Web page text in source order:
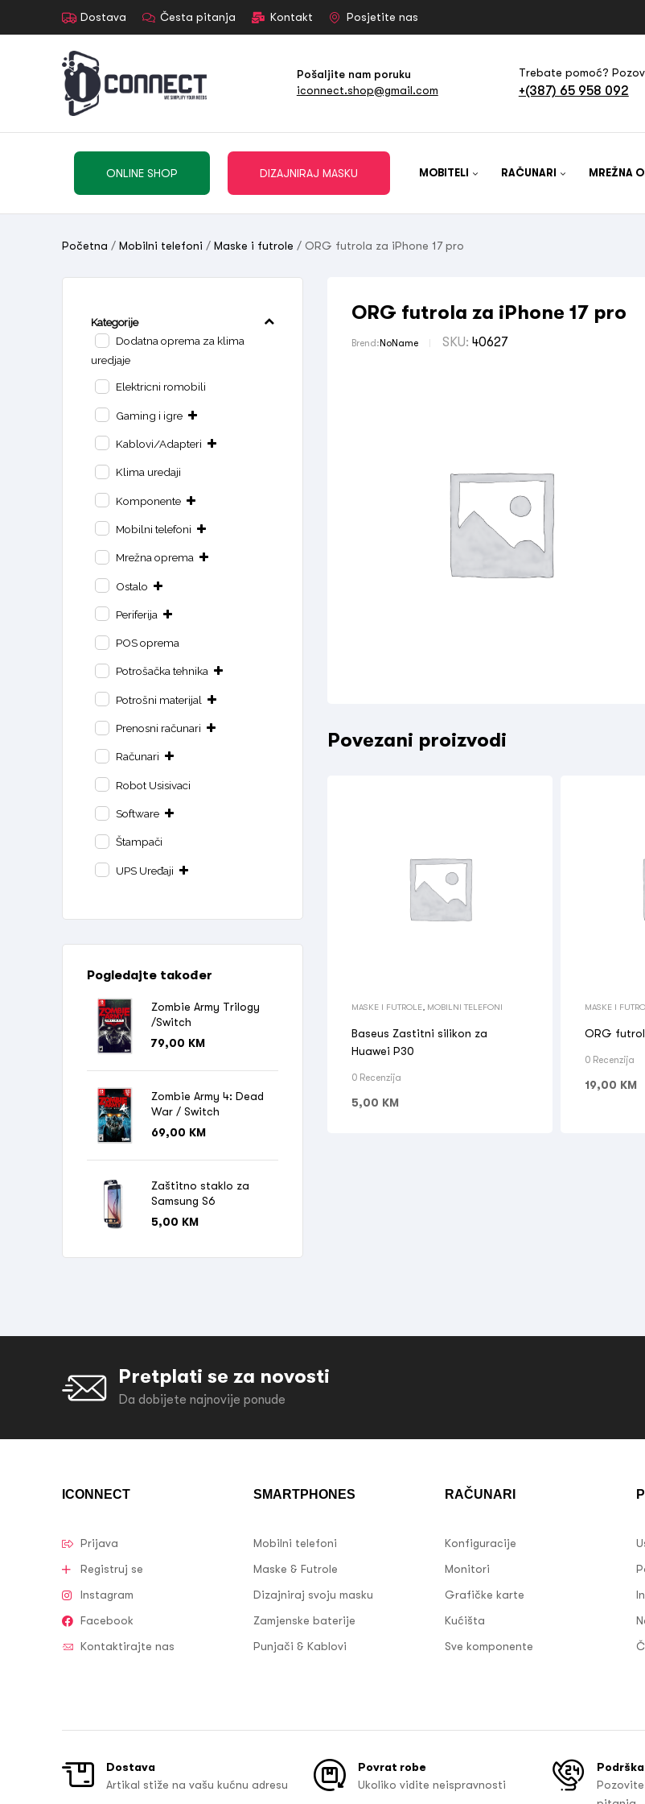
Dostava Česta pitanja Kontakt Posjetite nas
Pošaljite nam poruku
iconnect.shop@gmail.com
Trebate pomoć?
+(387) 65 958 092
ONLINE SHOP DIZAJNIRAJ MASKU MOBITELI RAČUNARI MREŽNA
Početna / Mobilni telefoni / Maske i futrole / ORG futrola za iPhone 17 pro
ORG futrola za iPhone 17 pro
Brend: NoName SKU: 40627
Povezani proizvodi
MASKE I FUTROLE MOBILNI TELEFONI
Baseus Zastitni silikon za
Huawei P30
0 Recenzija
5,00 KM
MASKE I
ORG
0 Recenzija
19,00 KM
Kategorije
Dodatna oprema za klima
uredjaje
Elektricni romobili
Gaming i igre
Kablovi/Adapteri
Klima uredaji
Komponente
Mobilni telefoni
Mrežna oprema
Ostalo
Periferija
POS oprema
Potrošačka tehnika
Potrošni materijal
Prenosni računari
Računari
Robot Usisivaci
Software
Štampači
UPS Uređaji
Pogledajte također
Zombie Army Trilogy
/Switch
79,00 KM
Zombie Army 4: Dead
War / Switch
69,00 KM
Zaštitno staklo za
Samsung S6
5,00 KM
Pretplati se za novosti
Da dobijete najnovije ponude
ICONNECT
Prijava
Registruj se
Instagram
Facebook
Kontaktirajte nas
SMARTPHONES
Mobilni telefoni
Maske & Futrole
Dizajniraj svoju masku
Zamjenske baterije
Punjači & Kablovi
RAČUNARI
Konfiguracije
Monitori
Grafičke karte
Kućišta
Sve komponente
Dostava
Artikal stiže na vašu kućnu adresu
Povrat robe
Ukoliko vidite neispravnosti
Podrška